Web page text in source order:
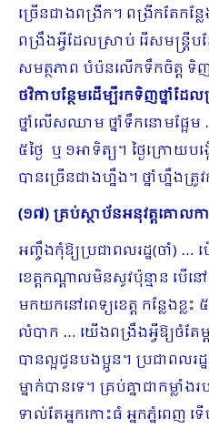
ច្រើនជាងពង្រីក។ ពង្រីកតែកន្
ពង្រឹងអ្វីដែលស្រាប់ រើសមន្ត្រីប
សមត្ថភាព បំប៉នលើកទឹកចិត្ត ទិញ
ថវិកាបន្ថែមដើម្បីរកទិញថ្នាំដែល
ថ្នាំលើសឈាម ថ្នាំទឹកនោមផ្អែ
៥ថ្ងៃ ឬ ១អាទិត្យ។ ថ្ងៃក្រោយប
បានច្រើនជាងហ្នឹង។ ថ្នាំហ្នឹងត្រូ
(១៧) គ្រប់ស្ថាប័នអនុវត្តគោល
អញ្ចឹងកុំឱ្យប្រជាពលរដ្ឋ(ចាំ) …
ខេត្តកណ្តាលមិនសូវប៉ុន្មាន បើន
មកយកនៅពេទ្យខេត្ត កន្លែងខ្ល
លំបាក … យើងពង្រឹងអ្វីឱ្យចំតែម្
បានល្អជូនបងប្អូន។ ប្រជាពល
ម្នាក់បានទេ។ គ្រប់គ្នាជាកម្ល
ទាល់តែអ្នកកោះធំ អ្នកភ្នំពេញ ទ